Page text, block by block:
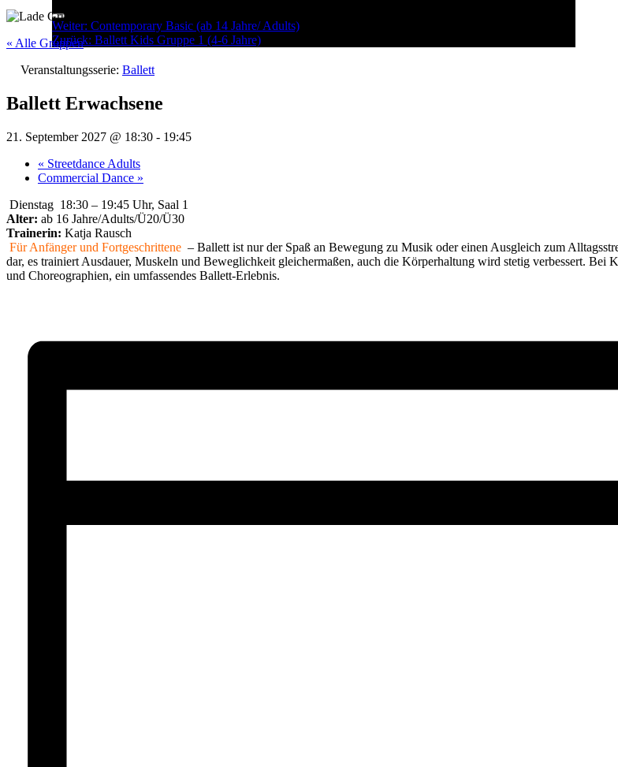
Menu
Post
navigation
Weiter: Contemporary Basic (ab 14 Jahre/ Adults)
Zurück: Ballett Kids Gruppe 1 (4-6 Jahre)
« Alle Gruppen
Veranstaltungsserie: Ballett
Ballett Erwachsene
21. September 2027 @ 18:30 - 19:45
« Streetdance Adults
Commercial Dance »
Dienstag 18:30 – 19:45 Uhr, Saal 1
Alter: ab 16 Jahre/Adults/Ü20/Ü30
Trainerin: Katja Rausch
Für Anfänger und Fortgeschrittene – Ballett ist nur der Spaß an Bewegung zu Musik oder einen Ausgleich zum
dar, es trainiert Ausdauer, Muskeln und Beweglichkeit gleichermaßen, auch die Körperhaltung wird stetig verbessert.
und Choreographien, ein umfassendes Ballett-Erlebnis.